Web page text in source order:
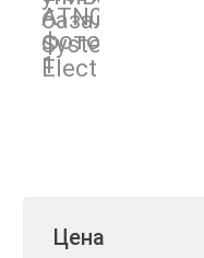
Цена